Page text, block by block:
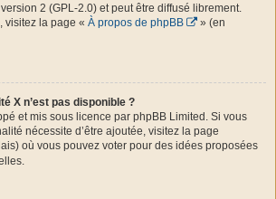
2 (GPL-2.0) et peut être diffusé librement.
visitez la page « À propos de phpBB
» (en
X n’est pas disponible ?
et mis sous licence par phpBB Limited. Si vous
nécessite d’être ajoutée, visitez la page
où vous pouvez voter pour des idées proposées